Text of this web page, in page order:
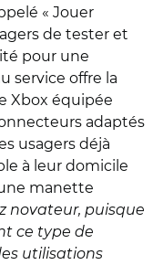
« Jouer
de tester et
pour une
service offre la
Xbox équipée
adaptés
usagers déjà
à leur domicile
manette
novateur, puisque
ce type de
utilisations